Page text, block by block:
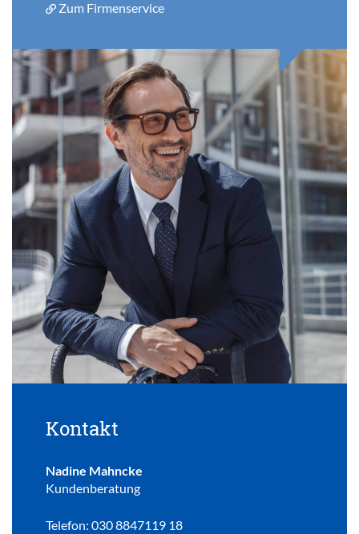
Zum Firmenservice
Kontakt
Nadine Mahncke
Kundenberatung
Telefon: 030 8847119 18